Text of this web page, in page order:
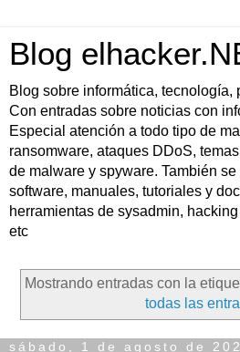
Blog
Blog sobre informática, tecnología,
Con entradas sobre noticias con
Especial atención a todo tipo de
ransomware, ataques DDoS,
de malware y spyware. También
software, manuales, tutoriales y
herramientas de sysadmin,
etc
Mostrando entradas con la
todas las
sábado, 1 de agosto de